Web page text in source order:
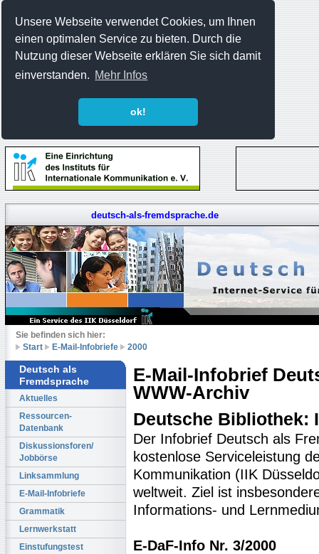
Unsere Webseite verwendet Cookies, um Ihnen
einen optimalen Service zu bieten. Durch die
Nutzung dieser Webseite erklären Sie sich damit
einverstanden. Mehr Infos
ok!
deutsch-als-fremdsprache.de
Sie befinden sich hier:
Start
E-Mail-Infobriefe 2000
Deutsch als
Fremdsprache
Aktuelles
Ressourcen-
Datenbank
Diskussionsforen/
Jobbörse
Linksammlung
E-Mail-Infobriefe
Grammatik
Lernwerkstatt
Einstufungstest
E-Mail-Infobrief
WWW-Archiv
Deutsche Bibliothek:
Der Infobrief Deutsch als
kostenlose Serviceleistung
Kommunikation (IIK
weltweit. Ziel ist
Informations- und
E-DaF-Info Nr. 3/2000